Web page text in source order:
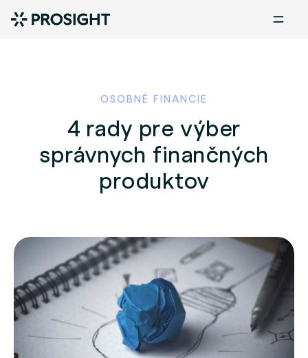
OSOBNÉ FINANCIE
4 rady pre výber
správnych finančných
produktov